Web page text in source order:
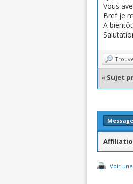
Vous
Bref je
A
« Sujet
Voir